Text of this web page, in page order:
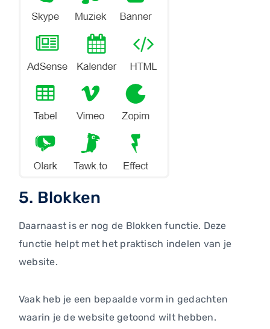
5. Blokken
Daarnaast is er nog de Blokken functie. Deze
functie helpt met het praktisch indelen van je
website.
Vaak heb je een bepaalde vorm in gedachten
waarin je de website getoond wilt hebben.